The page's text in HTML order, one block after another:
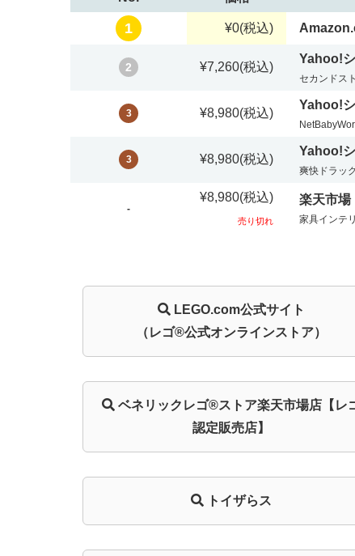
1 ¥0(税込)
2 ¥7,260(税込)
Yahoo!
セカンドス
3 ¥8,980(税込)
Yahoo!
3 ¥8,980(税込)
Yahoo!
爽快ドラッ
-
¥8,980(税込)
売り切れ
楽天市場
家具インテ
LEGO.com公式サイト
（レゴ®公式オンラインストア）
ベネリック レゴ®ストア楽天市場店【レ
認定販売店】
トイザらス